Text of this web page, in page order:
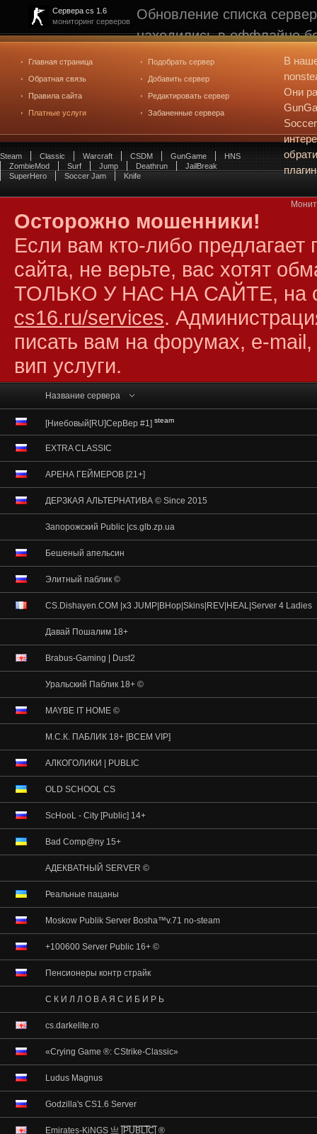
Сервера cs 1.6
мониторинг серверов
Обновление списка
находились в оффлайне
рейтинге не участвуют.
редактирования
.
Главная страница
Обратная связь
Правила сайта
Платные услуги
Подобрать сервер
Добавить сервер
Редактировать сервер
Забаненные сервера
В
Они
Steam Classic Warcraft CSDM GunGame
HNS
ZombieMod
Surf Jump Deathrun
JailBreak
SuperHero
Soccer Jam Knife
Осторожно мошенники!
Если вам кто-либо
сайта, не верьте, вас хотят
ТОЛЬКО У НАС НА САЙТЕ, на
cs16.ru/services.
писать вам на форумах, e-mail,
вип услуги.
Название сервера
[Ниебовый[RU]CepBep #1] steam
EXTRA CLASSIC
АРЕНА ГЕЙМЕРОВ [21+]
ДЕРЗКАЯ АЛЬТЕРНАТИВА © Since 2015
Запорожский Public |cs.glb.zp.ua
Бешеный апельсин
Элитный паблик ©
CS.Dishayen.COM |x3 JUMP|BHop|Skins|REV|HEAL|Server 4 Ladies
Давай Пошалим 18+
Brabus-Gaming | Dust2
Уральский Паблик 18+ ©
MAYBE IT HOME ©
М.С.К. ПАБЛИК 18+ [ВСЕМ VIP]
АЛКОГОЛИКИ | PUBLIC
OLD SCHOOL CS
ScHooL - City [Public] 14+
Bad Comp@ny 15+
АДЕКВАТНЫЙ SERVER ©
Реальные пацаны
Moskow Publik Server Bosha™v.71 no-steam
+100600 Server Public 16+ ©
Пенсионеры контр страйк
С К И Л Л О В А Я С И Б И Р Ь
cs.darkelite.ro
«Crying Game ®: CStrike-Classic»
Ludus Magnus
Godzilla's CS1.6 Server
Emirates-KiNGS 亗 |͇̿P͇̿U͇̿B͇̿L͇̿I͇̿C͇̿| ®